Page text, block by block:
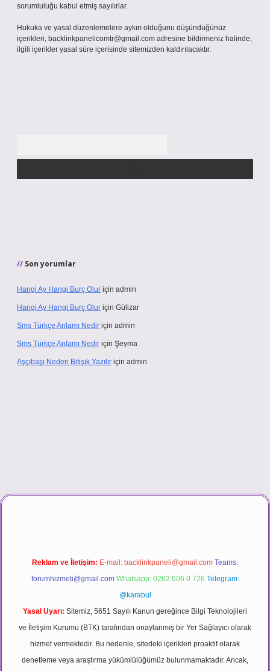
sorumluluğu kabul etmiş sayılırlar.
Hukuka ve yasal düzenlemelere aykırı olduğunu düşündüğünüz
içerikleri, backlinkpanelicomtr@gmail.com adresine bildirmeniz halinde,
ilgili içerikler yasal süre içerisinde sitemizden kaldırılacaktır.
Son yorumlar
Hangi Ay Hangi Burç Olur için admin
Hangi Ay Hangi Burç Olur için Gülizar
Sms Türkçe Anlamı Nedir için admin
Sms Türkçe Anlamı Nedir için Şeyma
Aşçıbaşı Neden Bitişik Yazılır için admin
Reklam ve İletişim: E-mail: backlinkpaneli@gmail.com Teams:
forumhizmeti@gmail.com Whatsapp: 0262 606 0 726 Telegram:
@karabul
Yasal Uyarı: Sitemiz, 5651 Sayılı Kanun gereğince Bilgi Teknolojileri
ve İletişim Kurumu (BTK) tarafından onaylanmış bir Yer Sağlayıcı olarak
hizmet vermektedir. Bu nedenle, sitedeki içerikleri proaktif olarak
denetleme veya araştırma yükümlülüğümüz bulunmamaktadır. Ancak,